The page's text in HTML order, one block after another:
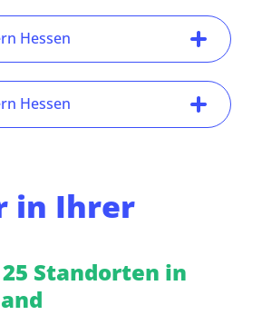
Hessen
Hessen
in Ihrer
Standorten in